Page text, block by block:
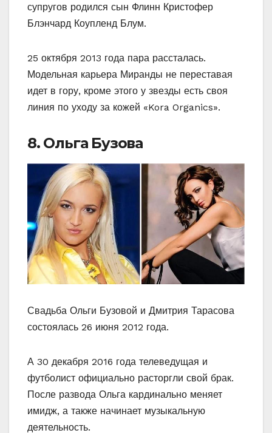
супругов родился сын Флинн Кристофер
Блэнчард Коупленд Блум.
25 октября 2013 года пара рассталась.
Модельная карьера Миранды не переставая
идет в гору, кроме этого у звезды есть своя
линия по уходу за кожей «Kora Organics».
8. Ольга Бузова
Свадьба Ольги Бузовой и Дмитрия Тарасова
состоялась 26 июня 2012 года.
А 30 декабря 2016 года телеведущая и
футболист официально расторгли свой брак.
После развода Ольга кардинально меняет
имидж, а также начинает музыкальную
деятельность.